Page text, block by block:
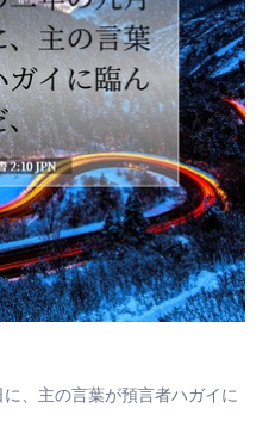
、主の言葉が預言者ハガイに